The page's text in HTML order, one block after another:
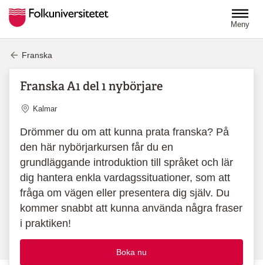
Meny
Franska
Franska A1 del 1 nybörjare
Plats
Kalmar
Drömmer du om att kunna prata franska? På
den här nybörjarkursen får du en
grundläggande introduktion till språket och lär
dig hantera enkla vardagssituationer, som att
fråga om vägen eller presentera dig själv. Du
kommer snabbt att kunna använda några fraser
i praktiken!
Boka nu